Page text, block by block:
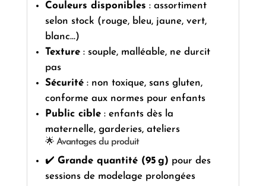
Couleurs disponibles : assortiment
selon stock (rouge, bleu, jaune, vert,
blanc…)
Texture: souple, malléable, ne durcit
pas
Sécurité: non toxique, sans gluten,
conforme aux normes pour enfants
Public cible: enfants dès la
maternelle, garderies, ateliers
🌟 Avantages du produit
✔️ Grande quantité (95 g) pour des
sessions de modelage prolongées